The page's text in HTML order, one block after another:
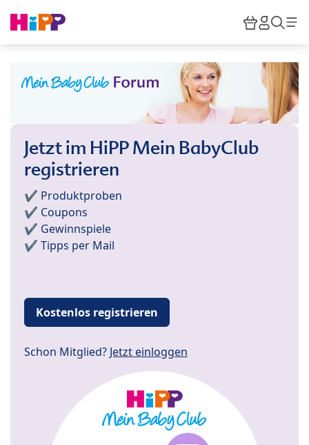
HiPP
Jetzt im HiPP Mein BabyClub
registrieren
✔️ Produktproben
✔️ Coupons
✔️ Gewinnspiele
✔️ Tipps per Mail
Kostenlos registrieren
Schon Mitglied? Jetzt einloggen